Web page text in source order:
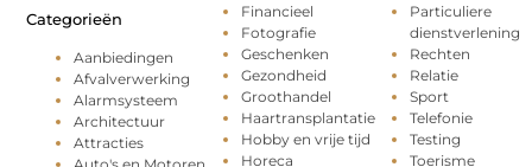
Categorieën
Aanbiedingen
Afvalverwerking
Alarmsysteem
Architectuur
Attracties
Financieel
Fotografie
Geschenken
Gezondheid
Groothandel
Haartransplantatie
Hobby en vrije tijd
Horeca
Particuliere
dienstverlening
Rechten
Relatie
Sport
Telefonie
Testing
Toerisme